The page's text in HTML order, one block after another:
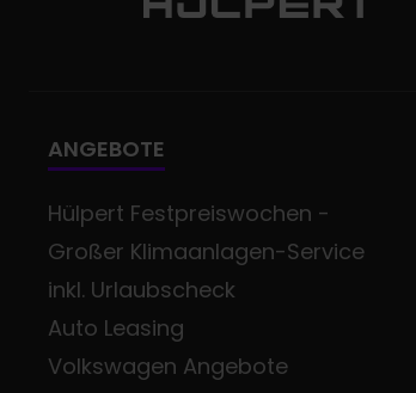
ANGEBOTE
Hülpert Festpreiswochen -
Großer Klimaanlagen-Service
inkl. Urlaubscheck
Auto Leasing
Volkswagen Angebote